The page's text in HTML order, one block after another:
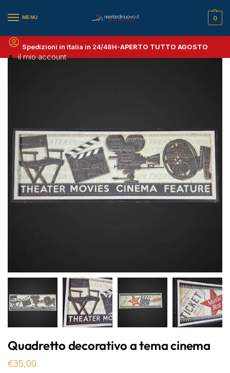
MENU
il mio account
0
Spedizioni in Italia in 24/48H-APERTO TUTTO AGOSTO
Quadretto decorativo a tema cinema
€35,00